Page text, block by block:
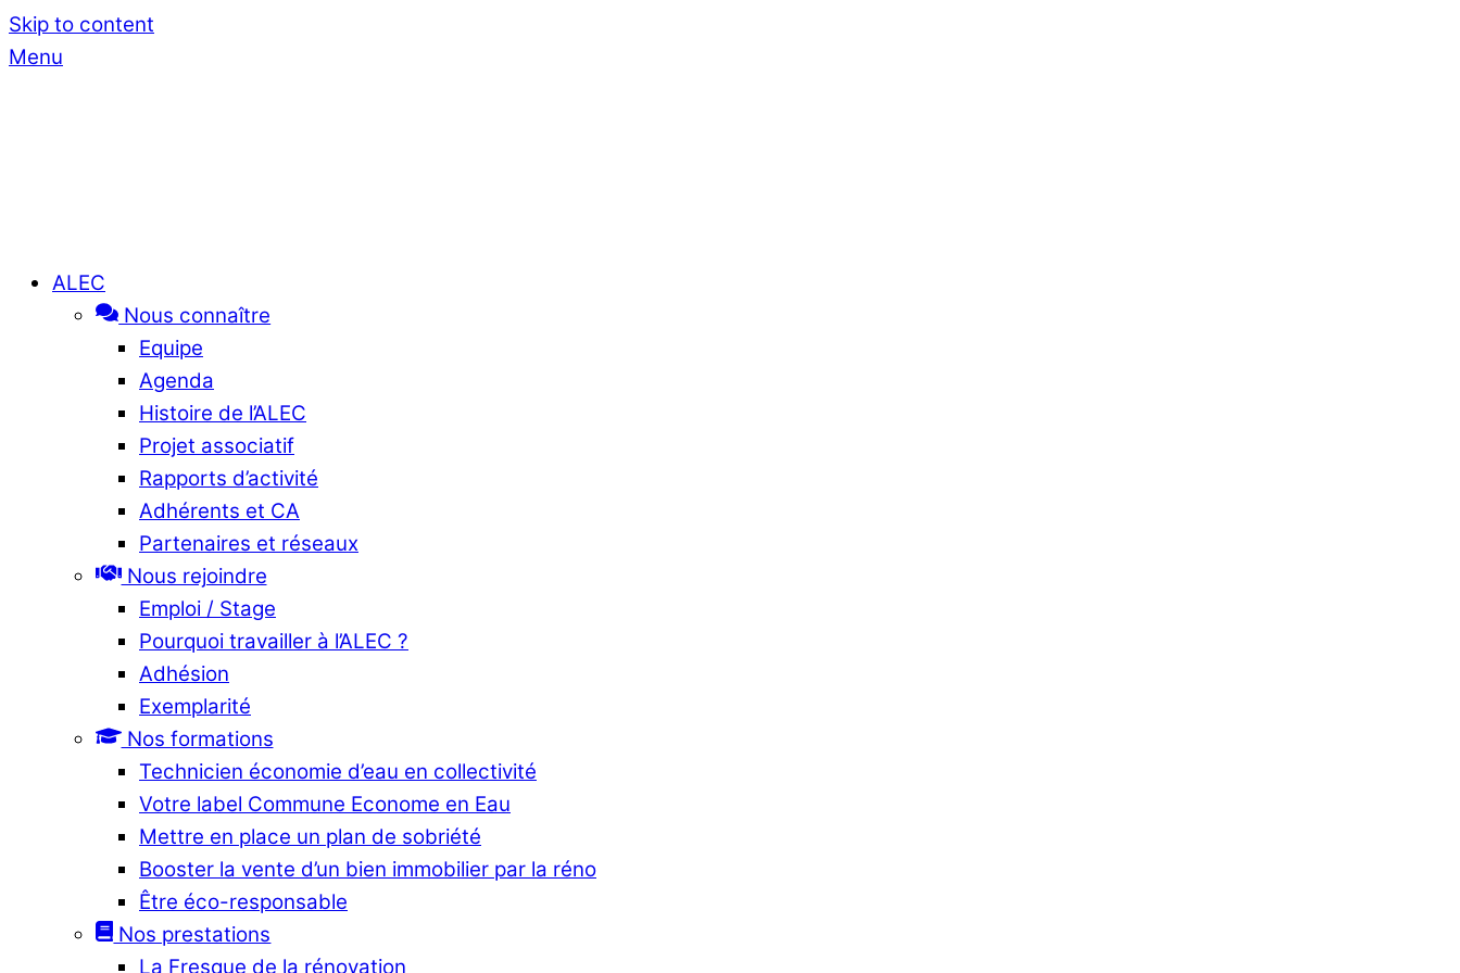
Skip to content
Menu
ALEC
Nous connaître
Equipe
Agenda
Histoire de l’ALEC
Projet associatif
Rapports d’activité
Adhérents et CA
Partenaires et réseaux
Nous rejoindre
Emploi / Stage
Pourquoi travailler à l’ALEC ?
Adhésion
Exemplarité
Nos formations
Technicien économie d’eau en collectivité
Votre label Commune Econome en Eau
Mettre en place un plan de sobriété
Booster la vente d’un bien immobilier par la réno
Être éco-responsable
Nos prestations
La Fresque de la rénovation